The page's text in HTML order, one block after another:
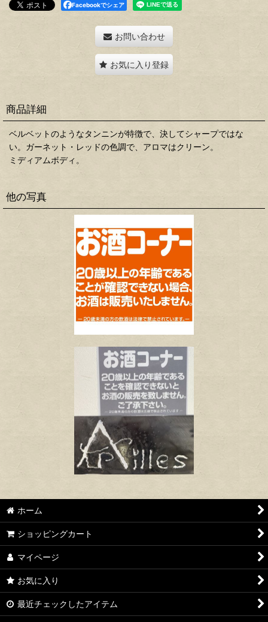
Facebookでシェア
お問い合わせ
お気に入り登録
商品詳細
ベルベットのようなタンニンが特徴で、決してシャープではな
い。ガーネット・レッドの色調で、アロマはクリーン。
ミディアムボディ。
他の写真
ホーム
ショッピングカート
マイページ
お気に入り
最近チェックしたアイテム